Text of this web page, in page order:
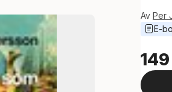
Av Per
E-